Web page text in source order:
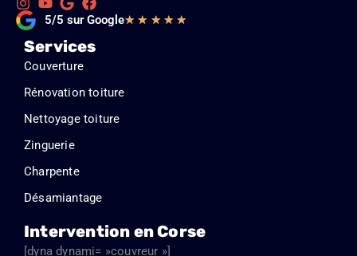
5/5 sur Google★ ★ ★ ★ ★Noté
Services
Couverture
Rénovation toiture
Nettoyage toiture
Zinguerie
Charpente
Désamiantage
Intervention en Corse
[dyna dynami= »couvreur »]